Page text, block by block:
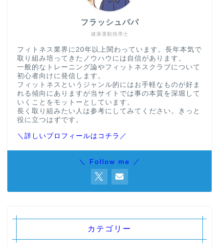
健康運動指導士
フラッシュパパ
フィトネス業界に20年以上関わっています。長年本気で
取り組み培ってきたノウハウには自信があります。
一般的なトレーニング論やフィットネスクラブについて
初心者向けに発信します。
フィットネスというジャンル的にはお手軽なものが好ま
れる傾向にありますが当サイトでは事の本質を深堀して
いくことをモットーとしています。
長く取り組みたい人は参考にしてみてください。きっと
役に立つはずです。
＼詳しいプロフィールはコチラ／
＼ Follow me ／
カテゴリー